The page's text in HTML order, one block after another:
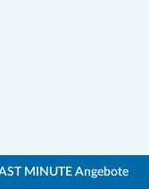
MINUTE Angebote